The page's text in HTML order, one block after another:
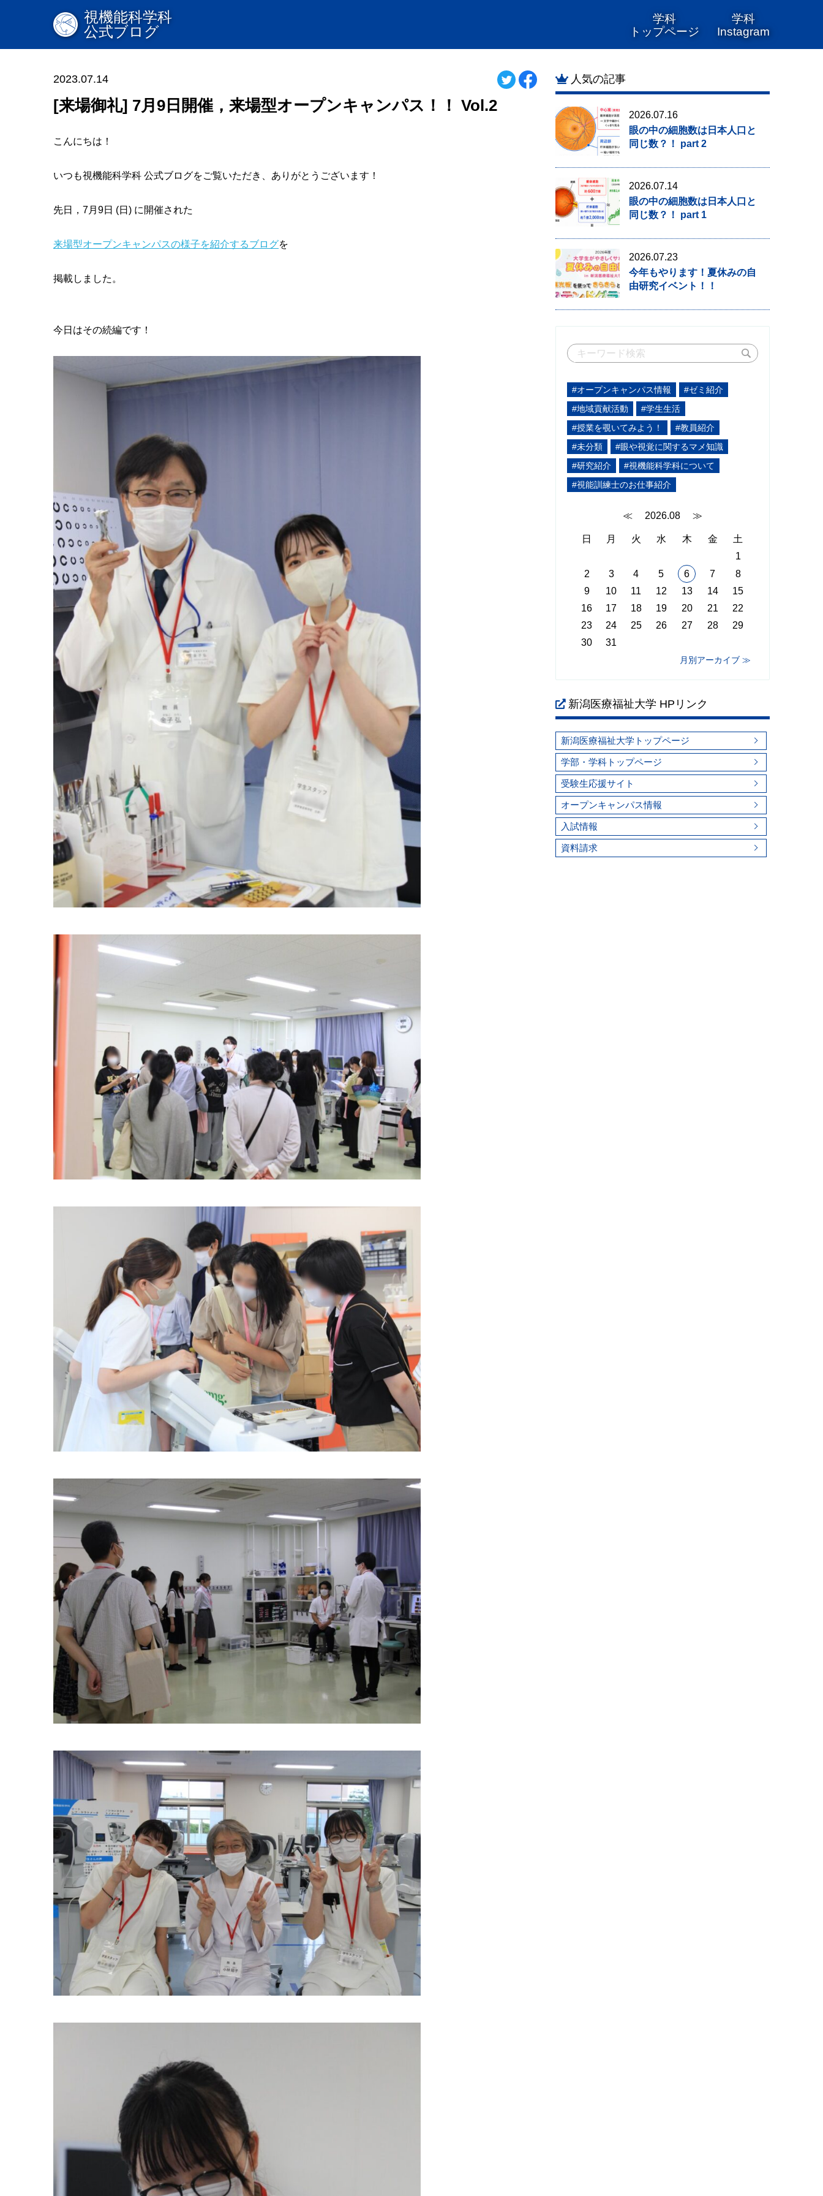
学科
トップページ
学科
Instagram
視機能科学科
公式ブログ
2023.07.14
[来場御礼] 7月9日開催，来場型オープンキャンパス！！ Vol.2
こんにちは！
いつも視機能科学科 公式ブログをご覧いただき、ありがとうございます！
先日，7月9日 (日) に開催された
来場型オープンキャンパスの様子を紹介するブログを
掲載しました。
今日はその続編です！
人気の記事
2026.07.16
眼の中の細胞数は日本人口と
同じ数？！ part 2
2026.07.14
眼の中の細胞数は日本人口と
同じ数？！ part 1
2026.07.23
今年もやります！夏休みの自
由研究イベント！！
#オープンキャンパス情報
#ゼミ紹介
#地域貢献活動
#学生生活
#授業を覗いてみよう！
#教員紹介
#未分類
#眼や視覚に関するマメ知識
#研究紹介
#視機能科学科について
#視能訓練士のお仕事紹介
≪ 2026.08 ≫
日 月 火 水 木 金
土
1
2
3 4 5 6 7
8
9
10 11 12 13 14
15
16
17 18 19 20 21
22
23
24 25 26 27 28
29
30
31
月別アーカイブ ≫
新潟医療福祉大学 HPリンク
新潟医療福祉大学トップページ
学部・学科トップページ
受験生応援サイト
オープンキャンパス情報
入試情報
資料請求